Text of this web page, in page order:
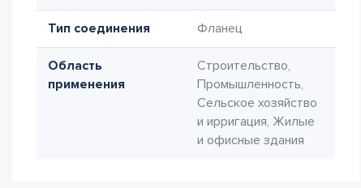
Тип соединения Фланец
Область
применения
Строительство,
Промышленность,
Сельское хозяйство
и ирригация, Жилые
и офисные здания